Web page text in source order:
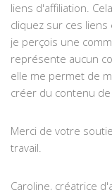
liens d'affiliation.
cliquez sur ces
je perçois une
représente aucun
elle me permet de
créer du contenu
Merci de votre
travail.
Caroline, créatrice